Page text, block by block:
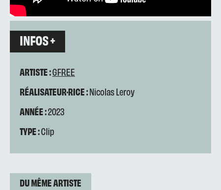
INFOS +
ARTISTE :GFREE
RÉALISATEUR·RICE :Nicolas Leroy
ANNÉE :2023
TYPE :Clip
DU MÊME ARTISTE